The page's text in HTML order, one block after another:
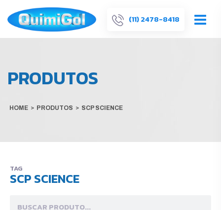
(11) 2478-8418
PRODUTOS
HOME > PRODUTOS > SCP SCIENCE
TAG
SCP SCIENCE